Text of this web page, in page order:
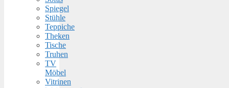
Spiegel
Stühle
Teppiche
Theken
Tische
Truhen
TV
Möbel
Vitrinen